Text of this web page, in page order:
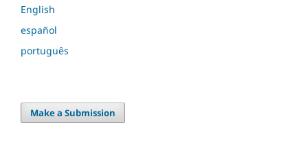
English
español
português
Make a Submission